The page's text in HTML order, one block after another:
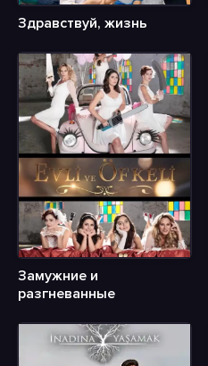
Здравствуй, жизнь
Замужние и
разгневанные